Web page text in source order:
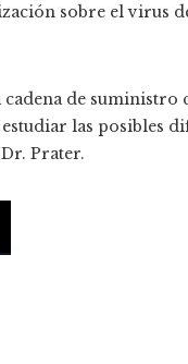
sobre el virus
de suministro
las posibles
Prater.